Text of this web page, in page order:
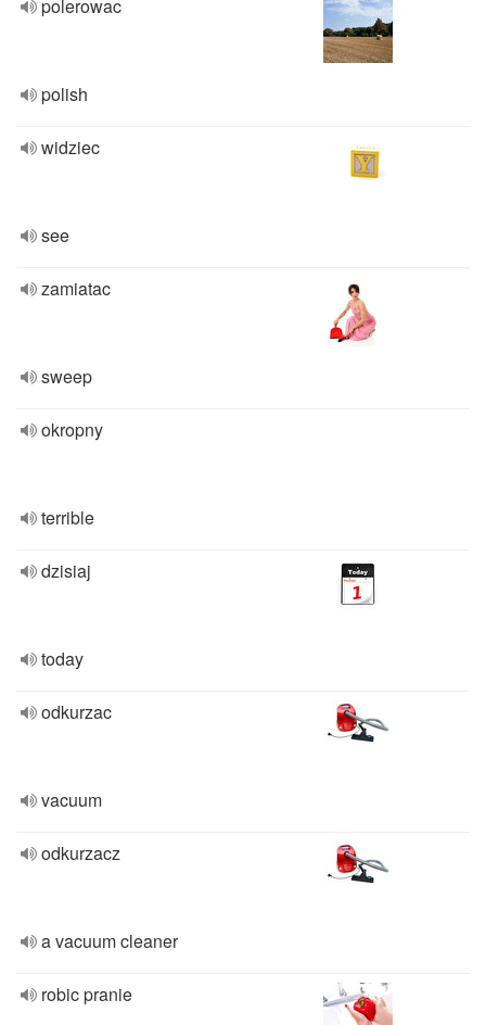
polerowac
polish
widziec
see
zamiatac
sweep
okropny
terrible
dzisiaj
today
odkurzac
vacuum
odkurzacz
a vacuum cleaner
robic pranie